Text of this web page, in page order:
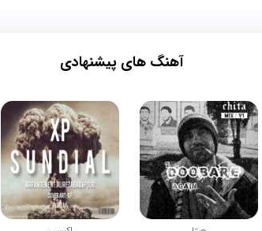
آهنگ های پیشنهادی